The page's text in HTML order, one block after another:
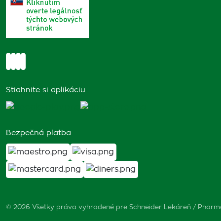
Stiahnite si aplikáciu
Bezpečná platba
© 2026 Všetky práva vyhradené pre Schneider Lekáreň /